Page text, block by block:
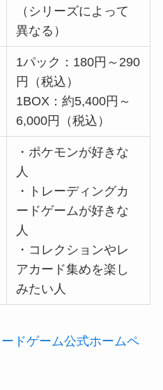
（シリーズによって
異なる）
1パック：180円～290
円（税込）
1BOX：約5,400円～
6,000円（税込）
・ポケモンが好きな
人
・トレーディングカ
ードゲームが好きな
人
・コレクションやレ
アカード集めを楽し
みたい人
ドゲーム公式ホームペ